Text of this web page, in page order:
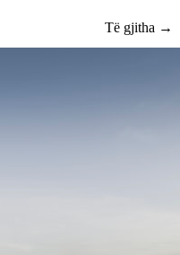
Të gjitha →